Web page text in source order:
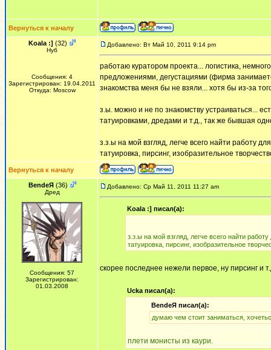
Вернуться к началу
Koala :] (32)
Нуб
Сообщения: 4
Зарегистрирован: 19.04.2011
Откуда: Moscow
Добавлено: Вт Май 10, 2011 9:14 pm
работаю куратором проекта... логистика,
предложениями, дегустациями (фирма
знакомства меня бы не взяли... хотя бы из-за
з.ы. можно и не по знакомству устраиваться...
татуировками, дредами и т.д., так же бывшая
з.з.ы на мой взгляд, легче всего найти работу
татуировка, пирсинг, изобразительное
Вернуться к началу
BendeЯ(36)
Дред
Сообщения: 57
Зарегистрирован:
01.03.2008
Добавлено: Ср Май 11, 2011 11:27 am
Koala :] писал(а):
з.з.ы на мой взгляд, легче всего найти
татуировка, пирсинг, изобразительное
скорее последнее нежели первое, ну пирсинг и
Ucka писал(а):
BendeЯ писал(а):
думаю чем стоит заниматься,
плети монисты из каури.